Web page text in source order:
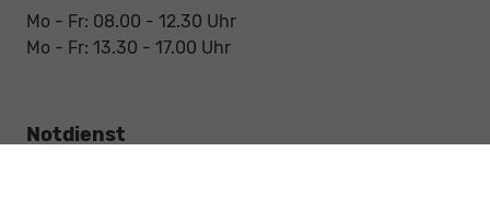
Mo - Fr: 08.00 - 12.30 Uhr
Mo - Fr: 13.30 - 17.00 Uhr
Notdienst